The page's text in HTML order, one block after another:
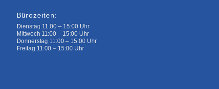
Bürozeiten:
Dienstag 11:00 – 15:00 Uhr
Mittwoch 11:00 – 15:00 Uhr
Donnerstag 11:00 – 15:00 Uhr
Freitag 11:00 – 15:00 Uhr